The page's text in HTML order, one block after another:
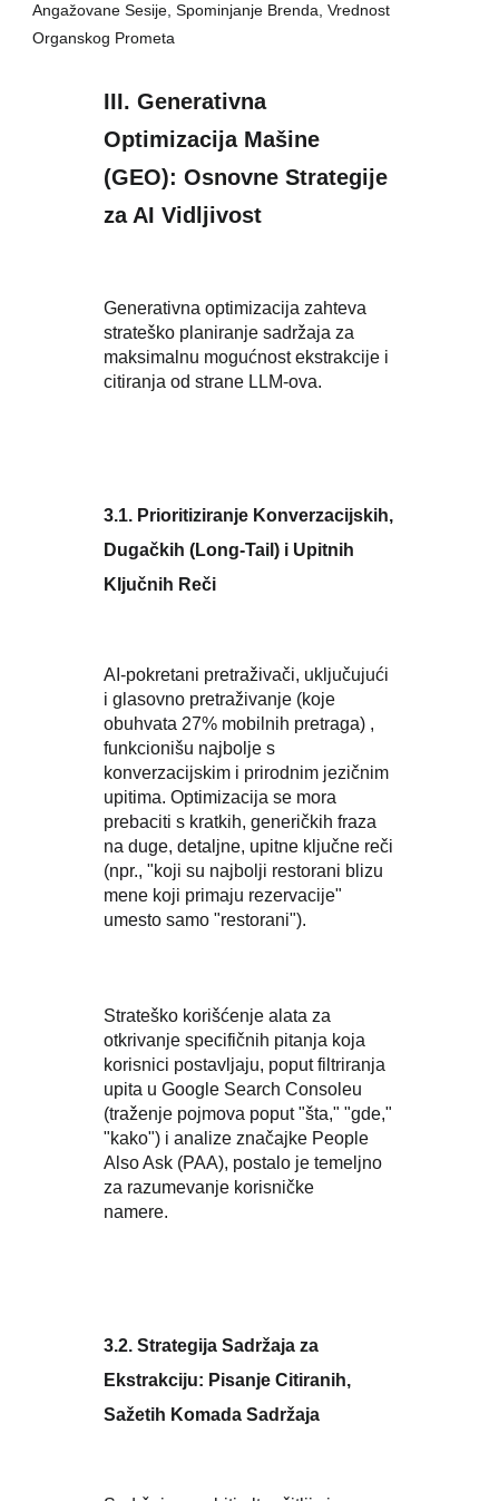
Angažovane Sesije, Spominjanje Brenda, Vrednost
Organskog Prometa
III. Generativna
Optimizacija Mašine
(GEO): Osnovne Strategije
za AI Vidljivost
Generativna optimizacija zahteva
strateško planiranje sadržaja za
maksimalnu mogućnost ekstrakcije i
citiranja od strane LLM-ova.
3.1. Prioritiziranje Konverzacijskih,
Dugačkih (Long-Tail) i Upitnih
Ključnih Reči
AI-pokretani pretraživači, uključujući
i glasovno pretraživanje (koje
obuhvata 27% mobilnih pretraga) ,
funkcionišu najbolje s
konverzacijskim i prirodnim jezičnim
upitima. Optimizacija se mora
prebaciti s kratkih, generičkih fraza
na duge, detaljne, upitne ključne reči
(npr., "koji su najbolji restorani blizu
mene koji primaju rezervacije"
umesto samo "restorani").
Strateško korišćenje alata za
otkrivanje specifičnih pitanja koja
korisnici postavljaju, poput filtriranja
upita u Google Search Consoleu
(traženje pojmova poput "šta," "gde,"
"kako") i analize značajke People
Also Ask (PAA), postalo je temeljno
za razumevanje korisničke
namere.
3.2. Strategija Sadržaja za
Ekstrakciju: Pisanje Citiranih,
Sažetih Komada Sadržaja